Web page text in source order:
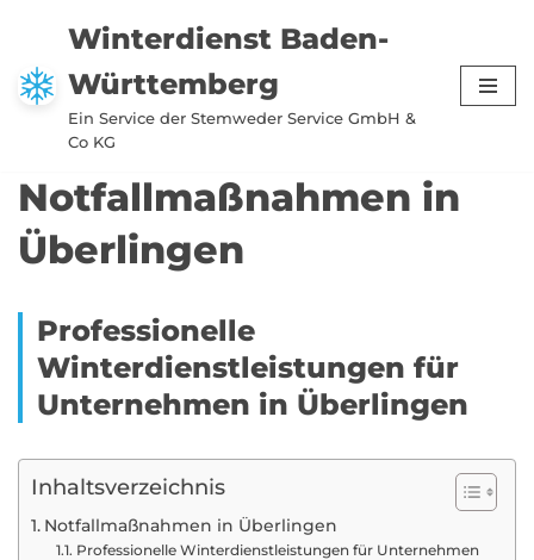
Zum
Inhalt
springen
Winterdienst Baden-
Württemberg
Ein Service der Stemweder Service GmbH &
Co KG
Notfallmaßnahmen in
Überlingen
Professionelle
Winterdienstleistungen für
Unternehmen in Überlingen
Inhaltsverzeichnis
Notfallmaßnahmen in Überlingen
Professionelle Winterdienstleistungen für Unternehmen